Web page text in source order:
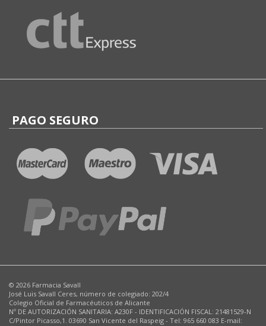
PAGO SEGURO
© 2026 Farmacia Savall
José Luis Savall Ceres, número de colegiado: 202/4
Colegio Oficial de Farmacéuticos de Alicante
Nº DE AUTORIZACIÓN SANITARIA: A230F - IDENTIFICACIÓN FISCAL: 21481529-N
C/Pintor Picasso,1. 03690 San Vicente del Raspeig - Tel: 965 660 083 E-mail: